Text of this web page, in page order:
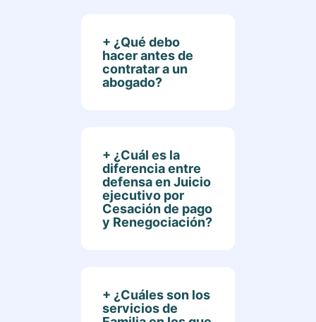
¿Qué debo
hacer antes de
contratar a un
abogado?
experiencia,
reputación y tarifas.
También es
importante tener
claro el caso en
cuestión y preparar
consulta.
¿Cuál es la
diferencia entre
defensa en Juicio
ejecutivo por
Cesación de pago
y Renegociación?
para poder enfrentar
sus deudas.
¿Cuáles son los
servicios de